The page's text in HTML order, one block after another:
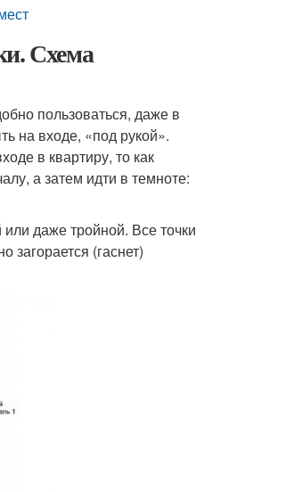
Схема
пользоваться, даже в
на входе, «под рукой».
в квартиру, то как
а затем идти в темноте:
даже тройной. Все точки
(гаснет)